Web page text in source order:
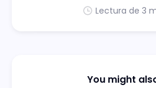
Lectura de 3
You might